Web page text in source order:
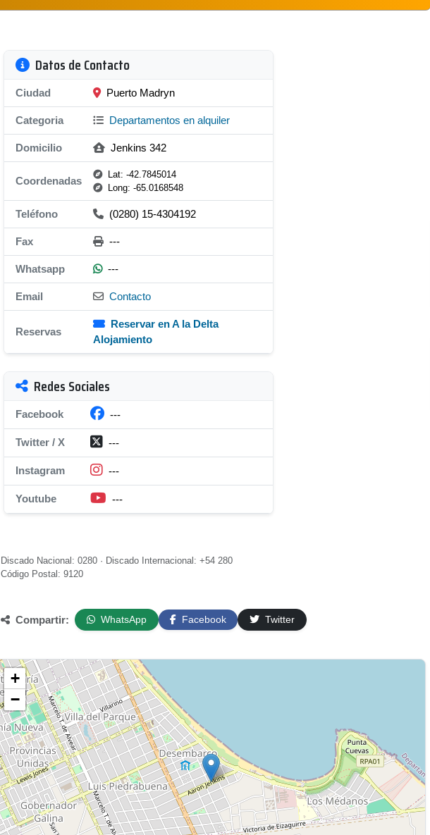
Datos de Contacto
Ciudad Puerto Madryn
Categoria Departamentos en alquiler
Domicilio Jenkins 342
Coordenadas
Lat: -42.7845014
Long: -65.0168548
Teléfono (0280) 15-4304192
Fax ---
Whatsapp ---
Email Contacto
Reservas
Reservar en A la Delta
Alojamiento
Redes Sociales
Facebook ---
Twitter / X ---
Instagram ---
Youtube ---
Discado Nacional: 0280 · Discado Internacional: +54 280
Código Postal: 9120
Compartir: WhatsApp Facebook Twitter
+
−